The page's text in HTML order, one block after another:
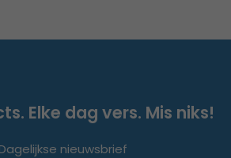
Elke dag vers. Mis niks!
Dagelijkse nieuwsbrief